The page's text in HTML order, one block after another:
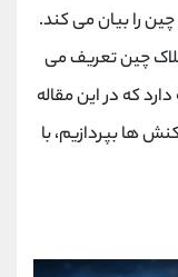
را بیان می کند.
چین تعریف می
که در این مقاله
ها بپردازیم، با